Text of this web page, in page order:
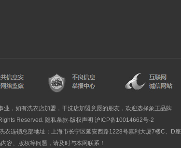
业，如有洗衣店加盟，干洗店加盟意愿的朋友，欢迎选择象王品牌
Reserved. 隐私条款-版权声明 沪ICP备10014662号-2
衣连锁总部地址：上海市长宁区延安西路1228号嘉利大厦7楼C、D座
容、版权等问题，请及时与本网联系！